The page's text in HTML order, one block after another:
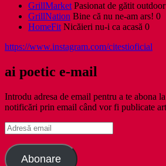
GrillMarket Pasionat de gătit
GrillNation Bine că nu ne-am ars! 0
HomeFit Nicăieri nu-i ca acasă 0
https://www.instagram.com/citestioficial
ai poetic e-mail
Introdu adresa de email pentru a te abona
notificări prin email când vor fi publicate
Adresă
email
Abonare